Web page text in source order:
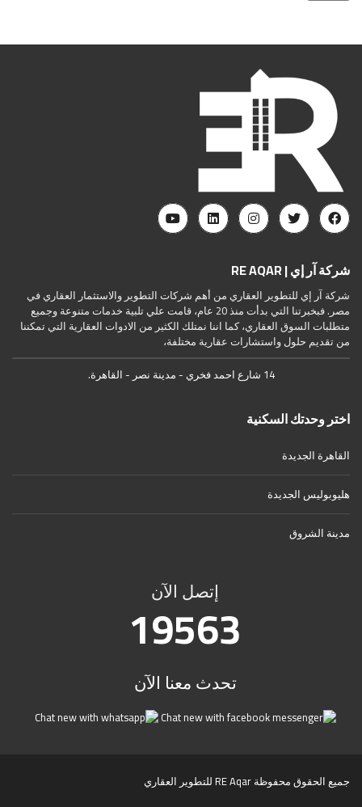
شركة آر إي | RE AQAR
شركة آر إي للتطوير العقاري من أهم شركات التطوير والاستثمار العقاري في
مصر. فبخبرتنا التي بدأت منذ 20 عام، قامت علي تلبية خدمات متنوعة وجميع
متطلبات السوق العقاري، كما اننا نمتلك الكثير من الادوات العقارية التي تمكننا
من تقديم حلول واستشارات عقارية مختلفة،
14 شارع احمد فخري - مدينة نصر - القاهرة.
اختر وحدتك السكنية
القاهرة الجديدة
هليوبوليس الجديدة
مدينة الشروق
إتصل الآن
19563
تحدث معنا الآن
جميع الحقوق محفوظة RE Aqar للتطوير العقاري